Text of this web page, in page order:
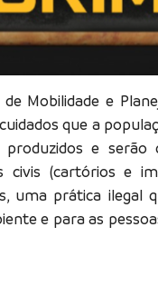
Mobilidade e
que a
produzidos e
civis (cartórios e
uma prática ilegal
e para as